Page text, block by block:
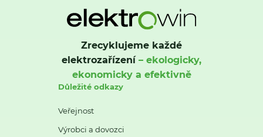
Zrecyklujeme každé
elektrozařízení– ekologicky,
ekonomicky a efektivně
Důležité odkazy
Veřejnost
Výrobci a dovozci